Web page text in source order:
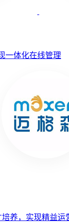
一体化在线管理
养，实现精益运